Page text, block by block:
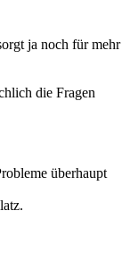
ja noch für mehr
die Fragen
überhaupt